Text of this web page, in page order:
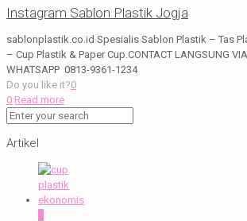
Instagram Sablon Plastik Jogja
sablonplastik.co.id Spesialis Sablon Plastik – Tas
– Cup Plastik & Paper Cup.CONTACT LANGSUNG VIA
WHATSAPP 0813-9361-1234
Do you like it?0
0 Read more
Artikel